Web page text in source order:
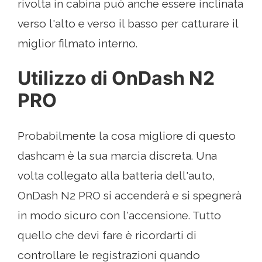
rivolta in cabina può anche essere inclinata
verso l'alto e verso il basso per catturare il
miglior filmato interno.
Utilizzo di OnDash N2
PRO
Probabilmente la cosa migliore di questo
dashcam è la sua marcia discreta. Una
volta collegato alla batteria dell'auto,
OnDash N2 PRO si accenderà e si spegnerà
in modo sicuro con l'accensione. Tutto
quello che devi fare è ricordarti di
controllare le registrazioni quando